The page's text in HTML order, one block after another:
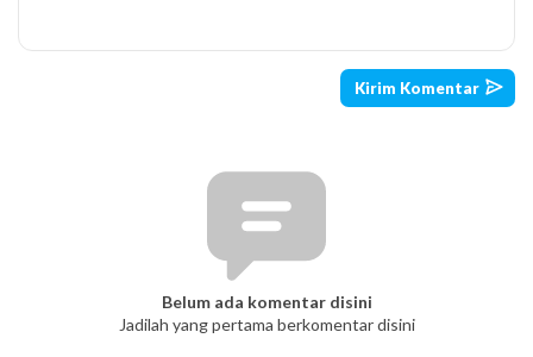
Belum ada komentar disini
Jadilah yang pertama berkomentar disini